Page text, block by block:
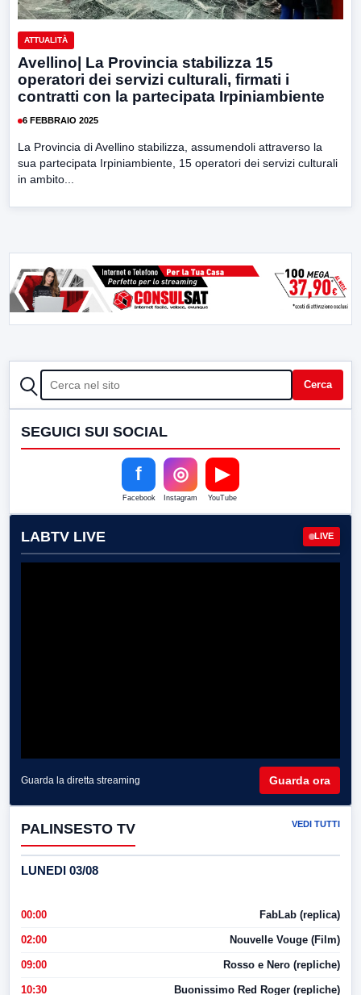
ATTUALITÀ
Avellino| La Provincia stabilizza 15
operatori dei servizi culturali, firmati i
contratti con la partecipata Irpiniambiente
6 FEBBRAIO 2025
La Provincia di Avellino stabilizza, assumendoli attraverso la
sua partecipata Irpiniambiente, 15 operatori dei servizi culturali
in ambito...
CERCA Cerca
SEGUICI SUI SOCIAL
f
Facebook
◎
Instagram
▶
YouTube
LABTV LIVE LIVE
Guarda la diretta streaming Guarda ora
PALINSESTO TV VEDI TUTTI
LUNEDI 03/08
00:00 FabLab (replica)
02:00 Nouvelle Vouge (Film)
09:00 Rosso e Nero (repliche)
10:30 Buonissimo Red Roger (repliche)